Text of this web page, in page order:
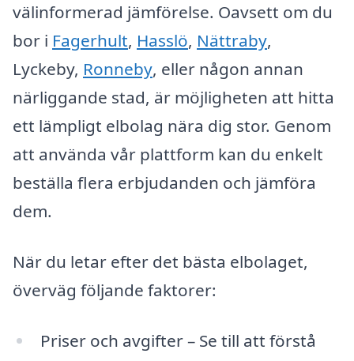
välinformerad jämförelse. Oavsett om du
bor i Fagerhult, Hasslö, Nättraby,
Lyckeby, Ronneby, eller någon annan
närliggande stad, är möjligheten att hitta
ett lämpligt elbolag nära dig stor. Genom
att använda vår plattform kan du enkelt
beställa flera erbjudanden och jämföra
dem.
När du letar efter det bästa elbolaget,
överväg följande faktorer:
Priser och avgifter – Se till att förstå